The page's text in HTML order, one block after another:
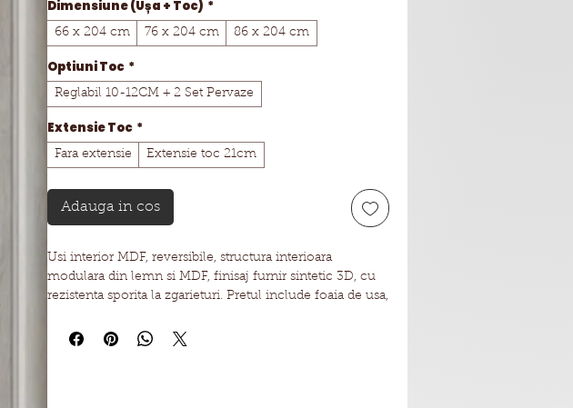
Dimensiune (Ușa + Toc) *
66 x 204 cm 76 x 204 cm 86 x 204 cm
Optiuni Toc *
Reglabil 10-12CM + 2 Set Pervaze
Extensie Toc *
Fara extensie Extensie toc 21cm
Adauga in cos
Usi interior MDF, reversibile, structura interioara
modulara din lemn si MDF, finisaj furnir sintetic 3D, cu
rezistenta sporita la zgarieturi. Pretul include foaia de usa,
chei la exterior si buton la interior, manere tip rozeta, 3